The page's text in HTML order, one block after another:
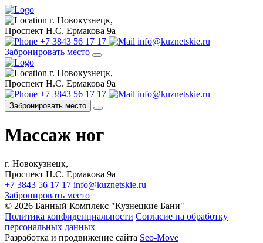
г. Новокузнецк,
Проспект Н.С. Ермакова 9а
+7 3843 56 17 17
info@kuznetskie.ru
Забронировать место
г. Новокузнецк,
Проспект Н.С. Ермакова 9а
+7 3843 56 17 17
info@kuznetskie.ru
Забронировать место
Массаж ног
г. Новокузнецк,
Проспект Н.С. Ермакова 9а
+7 3843 56 17 17 info@kuznetskie.ru
Забронировать место
© 2026 Банный Комплекс "Кузнецкие Бани"
Политика конфиденциальности Согласие на обработку
персональных данных
Разработка и продвижение сайта Seo-Move